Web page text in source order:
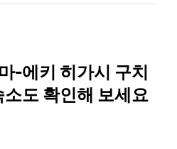
-에키 히가시 구치
소도 확인해 보세요